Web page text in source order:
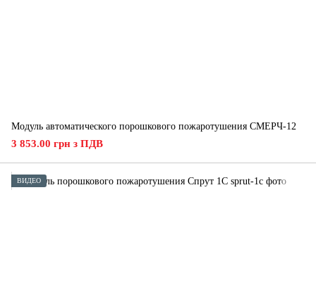
Модуль автоматического порошкового пожаротушения СМЕРЧ-12
3 853.00 грн з ПДВ
ВИДЕО